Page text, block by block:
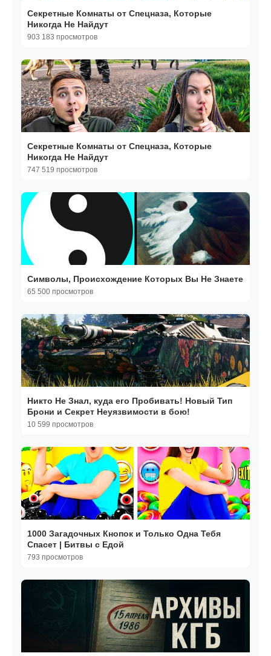
Секретные Комнаты от Спецназа, Которые
Никогда Не Найдут
903 183 просмотров
Секретные Комнаты от Спецназа, Которые
Никогда Не Найдут
747 519 просмотров
Символы, Происхождение Которых Вы Не Знаете
65 500 просмотров
Никто Не Знал, куда его Пробивать! Новый Тип
Брони и Секрет Неуязвимости в бою!
10 599 просмотров
1000 Загадочных Кнопок и Только Одна Тебя
Спасет | Битвы с Едой
793 просмотров